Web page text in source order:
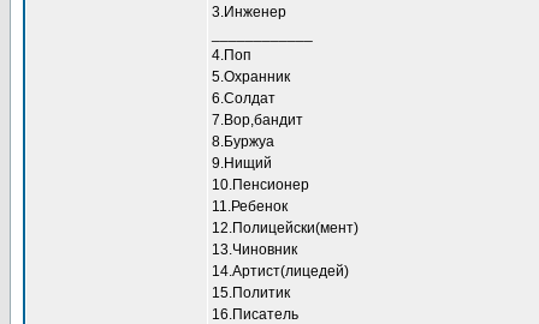
3.Инженер
4.Поп
5.Охранник
6.Солдат
7.Вор,бандит
8.Буржуа
9.Нищий
10.Пенсионер
11.Ребенок
12.Полицейски(мент)
13.Чиновник
14.Артист(лицедей)
15.Политик
16.Писатель